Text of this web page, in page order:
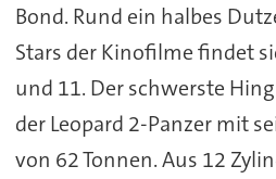
Bond. Rund ein halbes
Stars der Kinofilme findet
und 11. Der schwerste
der Leopard 2-Panzer mit
von 62 Tonnen. Aus 12